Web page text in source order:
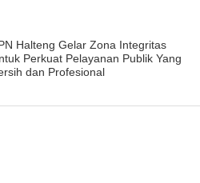
Halteng Gelar Zona Integritas
Perkuat Pelayanan Publik Yang
dan Profesional